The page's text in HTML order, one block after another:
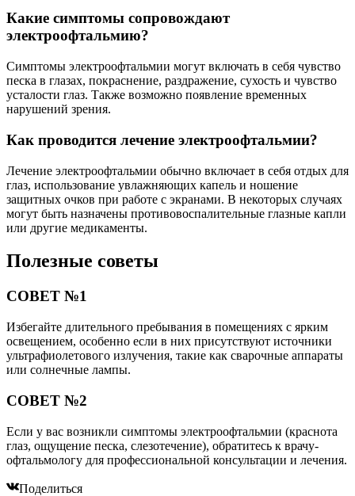
Какие симптомы сопровождают
электроофтальмию?
Симптомы электроофтальмии могут включать в себя чувство
песка в глазах, покраснение, раздражение, сухость и чувство
усталости глаз. Также возможно появление временных
нарушений зрения.
Как проводится лечение электроофтальмии?
Лечение электроофтальмии обычно включает в себя отдых для
глаз, использование увлажняющих капель и ношение
защитных очков при работе с экранами. В некоторых случаях
могут быть назначены противовоспалительные глазные капли
или другие медикаменты.
Полезные советы
СОВЕТ №1
Избегайте длительного пребывания в помещениях с ярким
освещением, особенно если в них присутствуют источники
ультрафиолетового излучения, такие как сварочные аппараты
или солнечные лампы.
СОВЕТ №2
Если у вас возникли симптомы электроофтальмии (краснота
глаз, ощущение песка, слезотечение), обратитесь к врачу-
офтальмологу для профессиональной консультации и лечения.
Поделиться